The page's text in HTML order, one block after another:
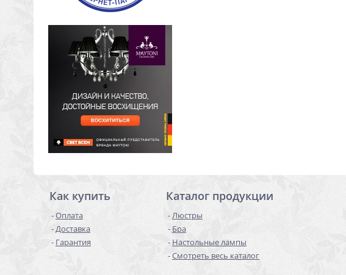
Как купить
Оплата
Доставка
Гарантия
Каталог продукции
Люстры
Бра
Настольные лампы
Смотреть весь каталог